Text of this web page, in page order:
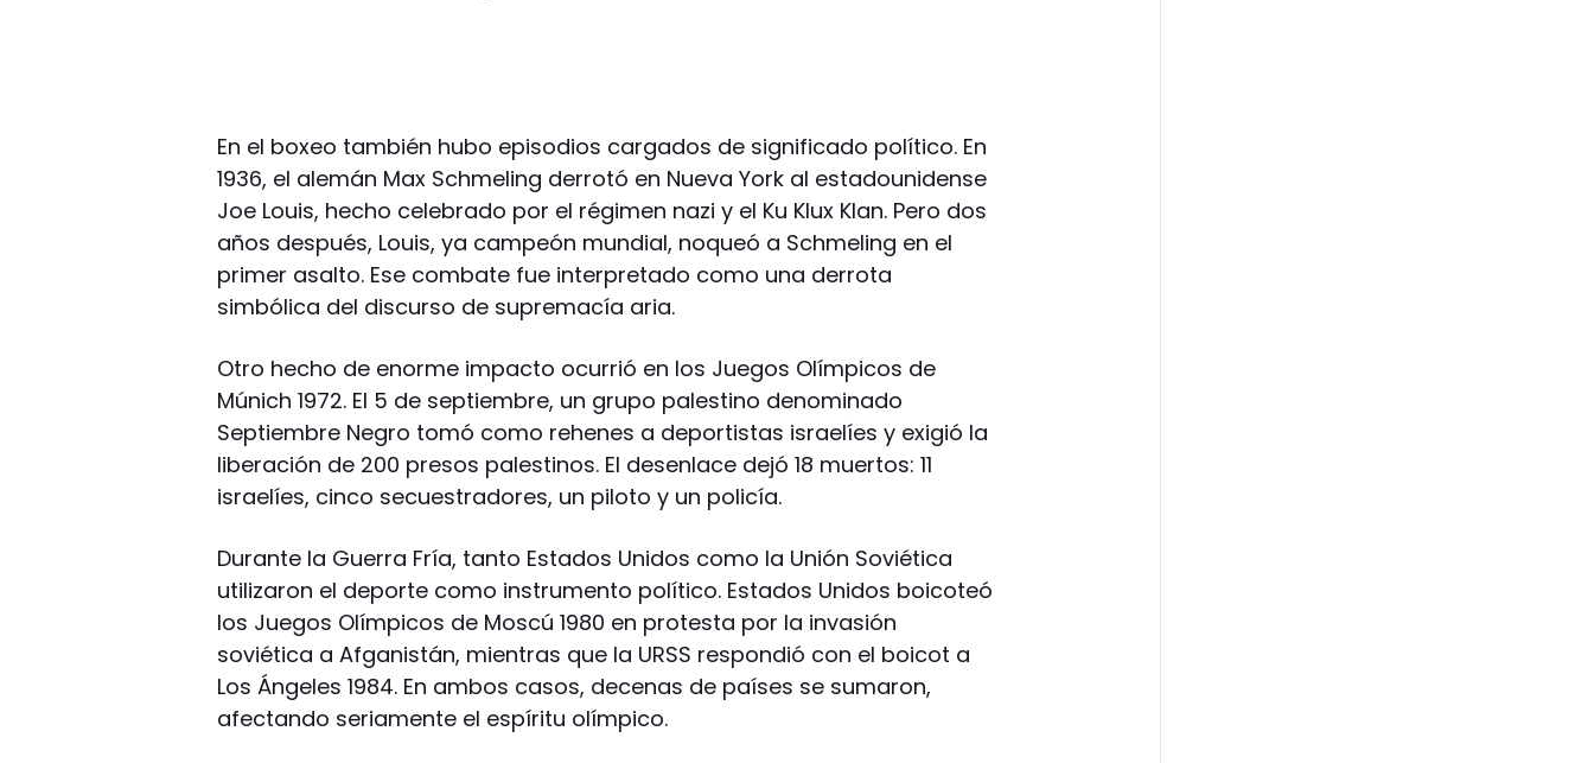
En el boxeo también hubo episodios cargados de significado político. En
1936, el alemán Max Schmeling derrotó en Nueva York al estadounidense
Joe Louis, hecho celebrado por el régimen nazi y el Ku Klux Klan. Pero dos
años después, Louis, ya campeón mundial, noqueó a Schmeling en el
primer asalto. Ese combate fue interpretado como una derrota
simbólica del discurso de supremacía aria.
Otro hecho de enorme impacto ocurrió en los Juegos Olímpicos de
Múnich 1972. El 5 de septiembre, un grupo palestino denominado
Septiembre Negro tomó como rehenes a deportistas israelíes y exigió la
liberación de 200 presos palestinos. El desenlace dejó 18 muertos: 11
israelíes, cinco secuestradores, un piloto y un policía.
Durante la Guerra Fría, tanto Estados Unidos como la Unión Soviética
utilizaron el deporte como instrumento político. Estados Unidos boicoteó
los Juegos Olímpicos de Moscú 1980 en protesta por la invasión
soviética a Afganistán, mientras que la URSS respondió con el boicot a
Los Ángeles 1984. En ambos casos, decenas de países se sumaron,
afectando seriamente el espíritu olímpico.